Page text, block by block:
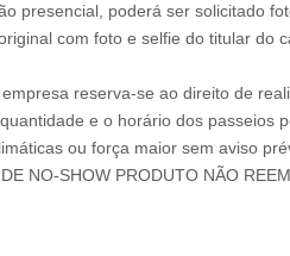
presencial, poderá ser solicitado
com foto e selfie do titular do
empresa reserva-se ao direito de
e o horário dos passeios
ou força maior sem aviso